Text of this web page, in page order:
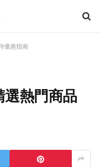
優惠指南
熱門商品